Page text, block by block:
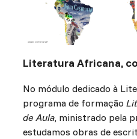
Literatura Africana,
No módulo dedicado à
programa de formação
de Aula, ministrado pela
estudamos obras de